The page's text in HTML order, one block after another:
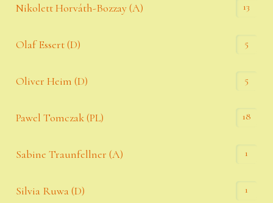
Nikolett Horváth-Bozzay (A) 13
Olaf Essert (D) 5
Oliver Heim (D) 5
Pawel Tomczak (PL) 18
Sabine Traunfellner (A) 1
Silvia Ruwa (D) 1